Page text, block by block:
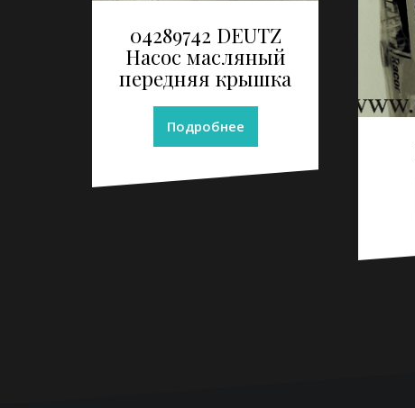
04289742 DEUTZ
Насос масляный
передняя крышка
Подробнее